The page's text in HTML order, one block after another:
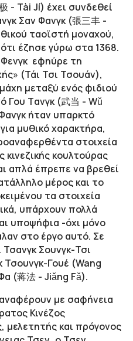
- Tài Jí) έχει συνδεθεί
Σαν Φανγκ (張三丰 -
ταοϊστή μοναχού,
έζησε γύρω στα 1368.
Φενγκ εφηύρε τη
(Τάι Τσι Τσουάν),
μεταξύ ενός φιδιού
Γου Tανγκ (武当 - Wǔ
ήταν υπαρκτό
μυθικό χαρακτήρα,
στοιχεία
κουλτούρας
απλά έπρεπε να βρεθεί
μέρος και το
τα στοιχεία
υπάρχουν πολλά
υποψήφια -όχι μόνο
στο έργο αυτό. Σε
Σουνγκ-Τσι
Γουέ (Wang
(蒋法 - Jiǎng Fǎ).
με σαφήνεια
Κινέζος
μελετητής και πρόγονος